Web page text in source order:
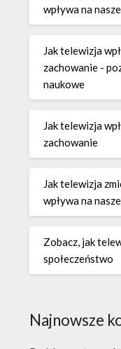
wpływa na
Jak telewizja
zachowanie -
naukowe
Jak telewizja
zachowanie
Jak telewizja
wpływa na
Zobacz, jak
społeczeństwo
Najnowsze